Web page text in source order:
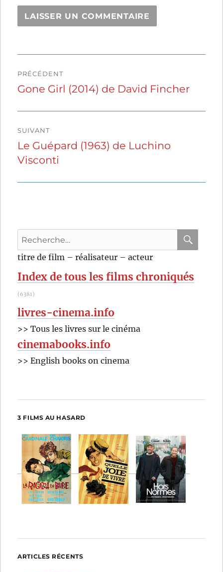
de
PRÉCÉDENT
Publication
Gone Girl (2014) de David Fincher
SUIVANT
Publication
suivante :
Le Guépard (1963) de Luchino
Visconti
Recherche
pour
titre de film – réalisateur – acteur
Index de tous les films chroniqués
(6381)
livres-cinema.info
>> Tous les livres sur le cinéma
cinemabooks.info
>> English books on cinema
3 FILMS AU HASARD
ARTICLES RÉCENTS